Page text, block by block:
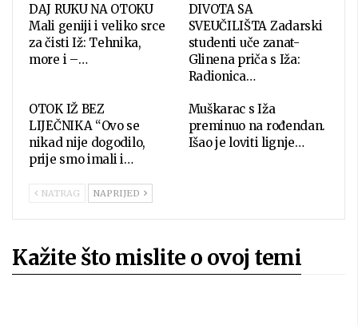
DAJ RUKU NA OTOKU
Mali geniji i veliko srce
za čisti Iž: Tehnika,
more i –…
DIVOTA SA
SVEUČILIŠTA Zadarski
studenti uče zanat-
Glinena priča s Iža:
Radionica…
OTOK IŽ BEZ
LIJEČNIKA “Ovo se
nikad nije dogodilo,
prije smo imali i…
Muškarac s Iža
preminuo na rođendan.
Išao je loviti lignje…
NATRAG NAPRIJED
Kažite što mislite o ovoj temi